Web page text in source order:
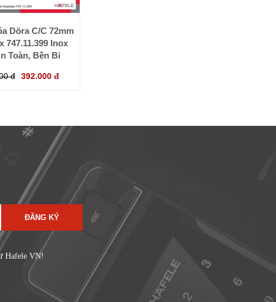
Döra C/C 72mm
747.11.399 Inox
Toàn, Bền Bỉ
đ 392.000 đ
ĐĂNG KÝ
Hafele VN!